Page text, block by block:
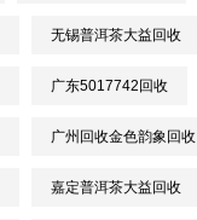
无锡普洱茶大益回收
广东5017742回收
广州回收金色韵象回收
嘉定普洱茶大益回收